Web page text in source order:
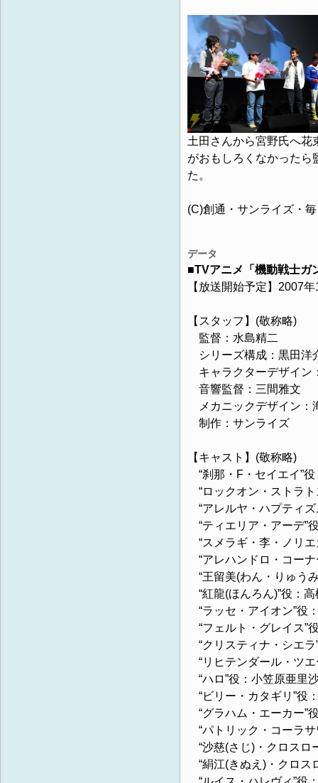
土田さんから宮野氏へ花
がおもしろくなかったら
た。
(C)創通・サンライズ・
データ
■TVアニメ「機動戦士ガ
【放送開始予定】2007
【スタッフ】(敬称略)
監督：水島精二
シリーズ構成：黒田洋
キャラクターデザイン
音響監督：三間雅文
メカニックデザイン：
制作：サンライズ
【キャスト】(敬称略)
“刹那・F・セイエイ”
“ロックオン・ストラト
“アレルヤ・ハプティズ
“ティエリア・アーデ”
“スメラギ・李・ノリエ
“アレハンドロ・コーナ
“王留美(わん・りゅう
“紅龍(ほんろん)”役：高
“ラッセ・アイオン”役
“フェルト・グレイス”
“クリスティナ・シエラ
“リヒテンダール・ツエ
“ハロ”役：小笠原亜里
“ビリー・カタギリ”役
“グラハム・エーカー”
“パトリック・コーラサ
“沙慈(さじ)・クロスロ
“絹江(きぬえ)・クロス